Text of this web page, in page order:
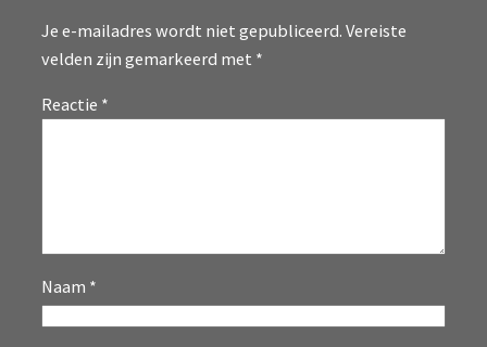
Je e-mailadres wordt niet gepubliceerd. Vereiste
velden zijn gemarkeerd met *
Reactie *
Naam *